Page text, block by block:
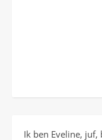
Ik ben Eveline,